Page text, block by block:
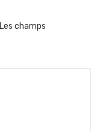
Les champs